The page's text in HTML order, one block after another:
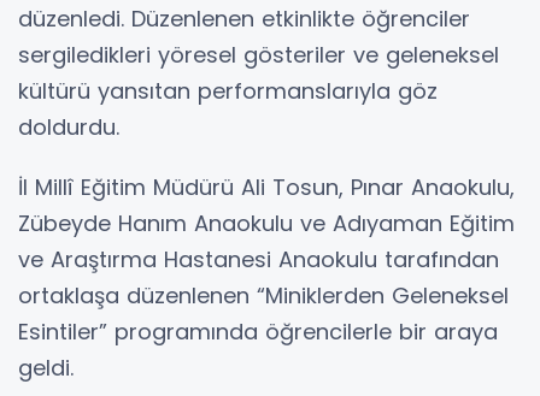
düzenledi. Düzenlenen etkinlikte öğrenciler
sergiledikleri yöresel gösteriler ve geleneksel
kültürü yansıtan performanslarıyla göz
doldurdu.
İl Millî Eğitim Müdürü Ali Tosun, Pınar Anaokulu,
Zübeyde Hanım Anaokulu ve Adıyaman Eğitim
ve Araştırma Hastanesi Anaokulu tarafından
ortaklaşa düzenlenen “Miniklerden Geleneksel
Esintiler” programında öğrencilerle bir araya
geldi.